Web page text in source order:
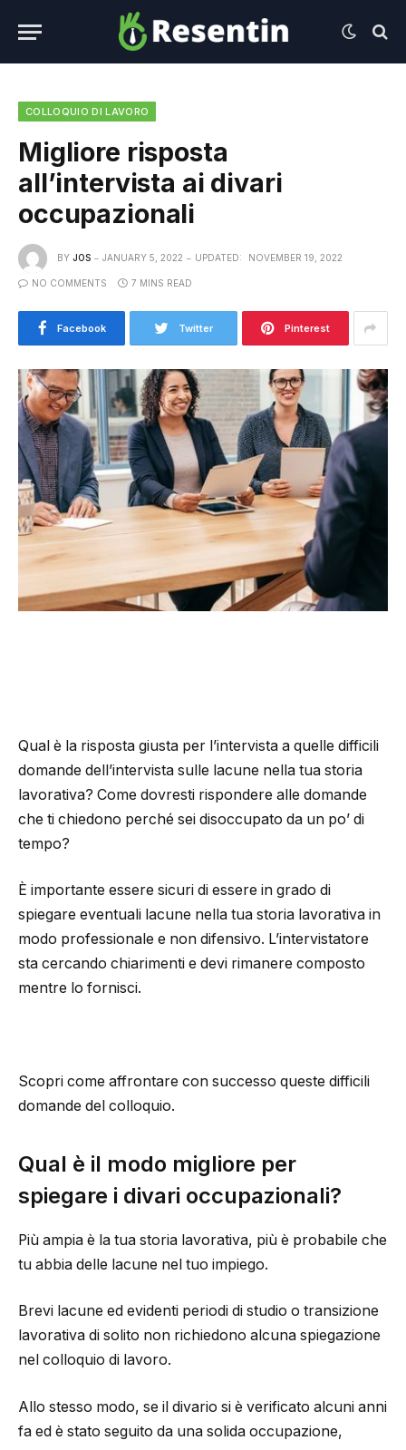
COLLOQUIO DI LAVORO
Migliore risposta
all’intervista ai divari
occupazionali
BY JOS JANUARY 5, 2022 UPDATED: NOVEMBER 19, 2022
NO COMMENTS 7 MINS READ
Facebook Twitter Pinterest
Qual è la risposta giusta per l’intervista a quelle difficili
domande dell’intervista sulle lacune nella tua storia
lavorativa? Come dovresti rispondere alle domande
che ti chiedono perché sei disoccupato da un po’ di
tempo?
È importante essere sicuri di essere in grado di
spiegare eventuali lacune nella tua storia lavorativa in
modo professionale e non difensivo. L’intervistatore
sta cercando chiarimenti e devi rimanere composto
mentre lo fornisci.
Scopri come affrontare con successo queste difficili
domande del colloquio.
Qual è il modo migliore per
spiegare i divari occupazionali?
Più ampia è la tua storia lavorativa, più è probabile che
tu abbia delle lacune nel tuo impiego.
Brevi lacune ed evidenti periodi di studio o transizione
lavorativa di solito non richiedono alcuna spiegazione
nel colloquio di lavoro.
Allo stesso modo, se il divario si è verificato alcuni anni
fa ed è stato seguito da una solida occupazione,